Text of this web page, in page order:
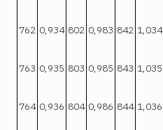
762 0,934 802 0,983 842 1,034
763 0,935 803 0,985 843 1,035
764 0,936 804 0,986 844 1,036